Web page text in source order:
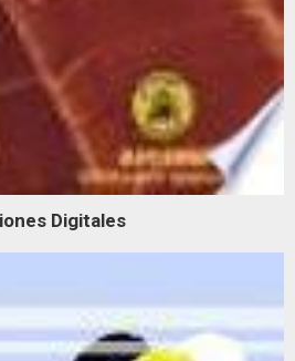
Digitales